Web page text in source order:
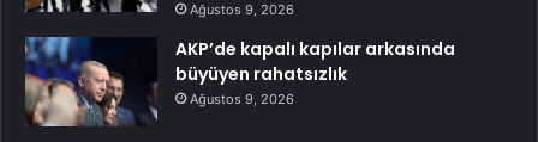
Ağustos 9, 2026
AKP’de kapalı kapılar arkasında
büyüyen rahatsızlık
Ağustos 9, 2026